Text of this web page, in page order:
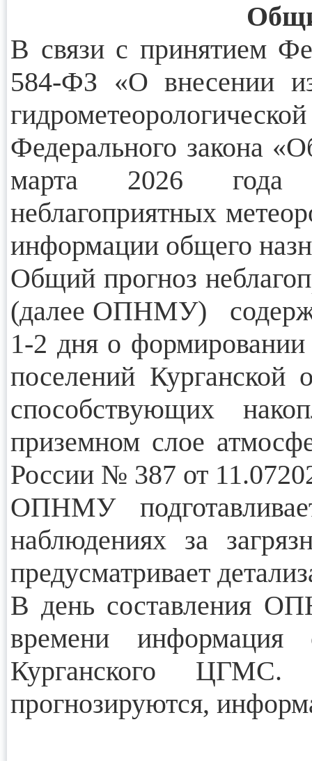
В связи с принятием
584-ФЗ «О внесении
Федерального закона
марта 2026 года
неблагоприятных
информации общего
Общий прогноз
(далее ОПНМУ)
1-2 дня о формировании
поселений Курганской
способствующих
приземном слое
России № 387 от
ОПНМУ
наблюдениях за
предусматривает
В день составления
времени
Курганского
прогнозируются,